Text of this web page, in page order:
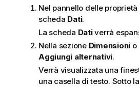
Nel pannello delle
scheda Dati.
La scheda Dativerrà
Nella sezione Dimensioni o
Aggiungi alternativi.
Verrà visualizzata una
una casella di testo. Sotto